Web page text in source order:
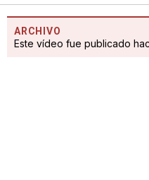
ARCHIVO
Este vídeo fue publicado